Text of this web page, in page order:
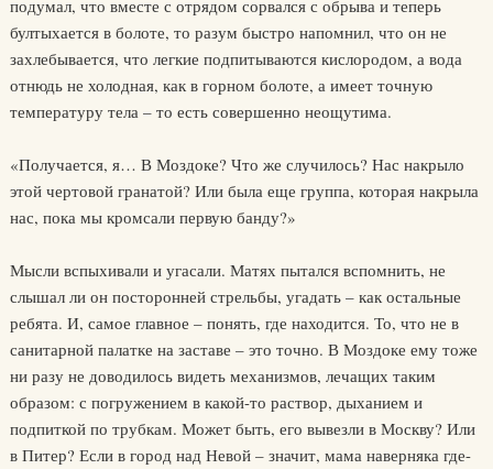
подумал, что вместе с отрядом сорвался с обрыва и теперь
бултыхается в болоте, то разум быстро напомнил, что он не
захлебывается, что легкие подпитываются кислородом, а вода
отнюдь не холодная, как в горном болоте, а имеет точную
температуру тела – то есть совершенно неощутима.
«Получается, я… В Моздоке? Что же случилось? Нас накрыло
этой чертовой гранатой? Или была еще группа, которая накрыла
нас, пока мы кромсали первую банду?»
Мысли вспыхивали и угасали. Матях пытался вспомнить, не
слышал ли он посторонней стрельбы, угадать – как остальные
ребята. И, самое главное – понять, где находится. То, что не в
санитарной палатке на заставе – это точно. В Моздоке ему тоже
ни разу не доводилось видеть механизмов, лечащих таким
образом: с погружением в какой-то раствор, дыханием и
подпиткой по трубкам. Может быть, его вывезли в Москву? Или
в Питер? Если в город над Невой – значит, мама наверняка где-